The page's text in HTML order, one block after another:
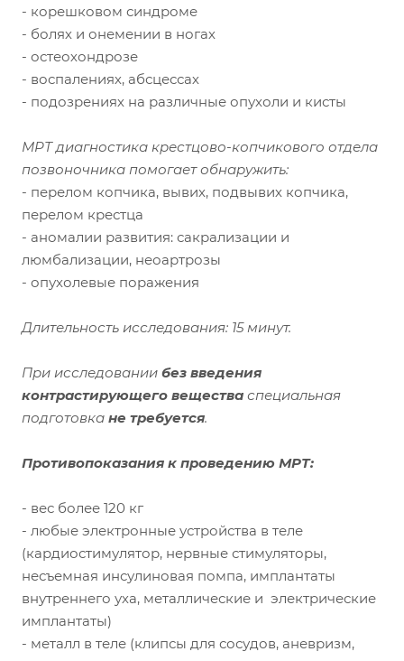
- корешковом синдроме
- болях и онемении в ногах
- остеохондрозе
- воспалениях, абсцессах
- подозрениях на различные опухоли и кисты
МРТ диагностика крестцово-копчикового отдела
позвоночника помогает обнаружить:
- перелом копчика, вывих, подвывих копчика,
перелом крестца
- аномалии развития: сакрализации и
люмбализации, неоартрозы
- опухолевые поражения
Длительность исследования: 15 минут.
При исследовании без введения
контрастирующего вещества специальная
подготовка не требуется.
Противопоказания к проведению МРТ:
- вес более 120 кг
- любые электронные устройства в теле
(кардиостимулятор, нервные стимуляторы,
несъемная инсулиновая помпа, имплантаты
внутреннего уха, металлические и электрические
имплантаты)
- металл в теле (клипсы для сосудов, аневризм,